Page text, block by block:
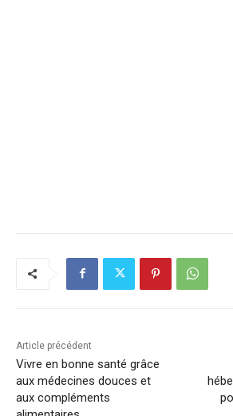
Article précédent
Vivre en bonne santé grâce
aux médecines douces et
aux compléments